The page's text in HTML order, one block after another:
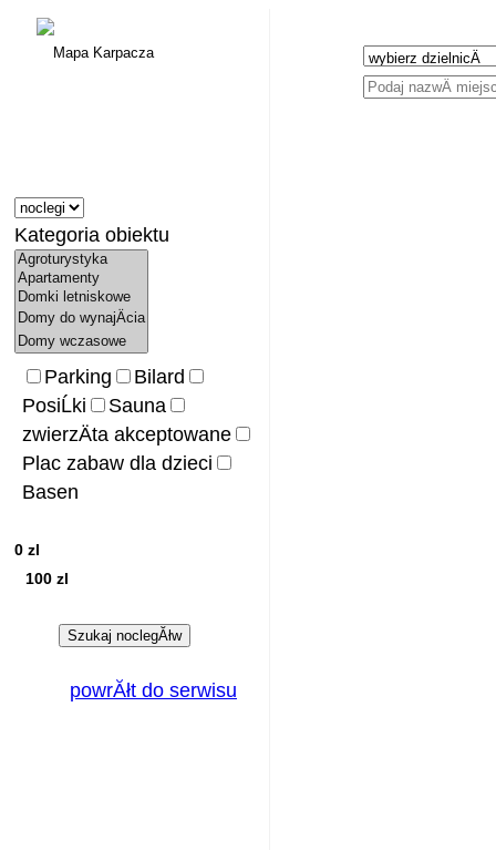
Mapa Karpacza
Kategoria obiektu
Parking
Bilard
PosiĹki
Sauna
zwierzÄta akceptowane
Plac zabaw dla dzieci
Basen
0 zl
100 zl
powrĂłt do serwisu